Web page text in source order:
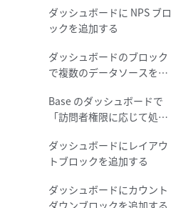
ダッシュボードに NPS ブロ
ックを追加する
ダッシュボードのブロック
で複数のデータソースを選
Base のダッシュボードで
「訪問者権限に応じて処
ダッシュボードにレイアウ
トブロックを追加する
ダッシュボードにカウント
ダウンブロックを追加する